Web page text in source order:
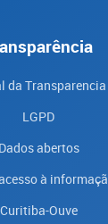
da Transparencia
LGPD
Dados abertos
à
Curitiba-Ouve